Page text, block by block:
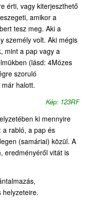
érti, vagy kiterjeszthető
amikor a
tesz meg. Aki a
személy volt. Aki mégis
mint a pap vagy a
(lásd: 4Mózes
szoruló
halott.
Kép: 123RF
ki mennyire
a rabló, a pap és
(samáriai) közül. A
eredményéről vitát is
helyzeteire.